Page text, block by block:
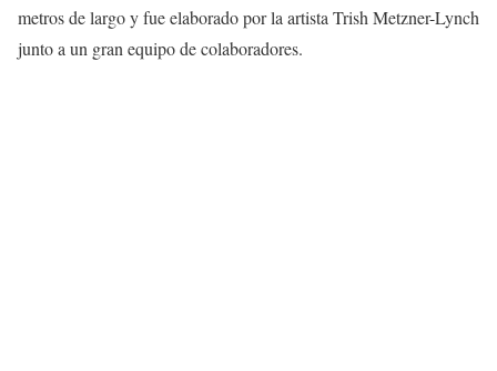
metros de largo y fue elaborado por la artista Trish Metzner-Lynch
junto a un gran equipo de colaboradores.